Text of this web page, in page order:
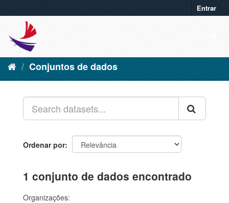
Entrar
Conjuntos de dados
Ordenar por
1 conjunto de dados encontrado
Organizações: